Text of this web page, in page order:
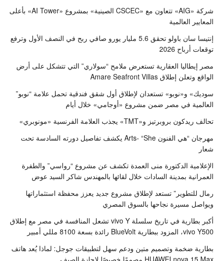
شركة «AIG» تتعاون مع «CSCEC الصينية» بمشروع «AI Tower» بأعلى
المعايير العالمية
إنتيسا سان باولو تحقق 5.6 مليار يورو صافي ربح في النصف الأول وترفع
توقعات أرباح 2026
مصر إيطاليا العقارية تستعرض ملامح “سولاري” التي تتشكل على أرض
الواقع وتعلن إطلاق Amare Seafront Villas
سوديك» و«نوبو» تستعدان لإطلاق أول شقق فندقية تحمل علامة “نوبو”
العالمية في مصر ضمن مشروع «أوجامي» خلال أيام
تحالف ريدكون بروبرتيز و«TMT» يجذب العلامة الفرنسية «مونوبري»
مهرجان “هي الفنون Arts- “She يكشف تفاصيل دورته السادسة تحت
شعار
الإعلامية الدكتورة منى العمدة تكشف عن مشروع “رواسي” والطفرة
العمرانية بمدينة السادات خلال لقائها بالمهندس شاكر السيد عوض
رمال للتطوير” تستعد لإطلاق مشروع جديد يعزز محفظة استثماراتها
ويواصل مسيرة نجاحها بالسوق المصري
أكبر بطارية في تاريخ سلسلة vivo Y تشعل المنافسة في مصر مع إطلاق
vivo Y500، المزود ببطارية BlueVolt رائدة بسعة 8100 مللي أمبير
بطارية ضخمة وتصميم متين ودعم سهل لتطبيقات جوجل: لماذا يُعد هاتف
HUAWEI nova 15 Max مصممًا خصيصًا لإجازة الصيف